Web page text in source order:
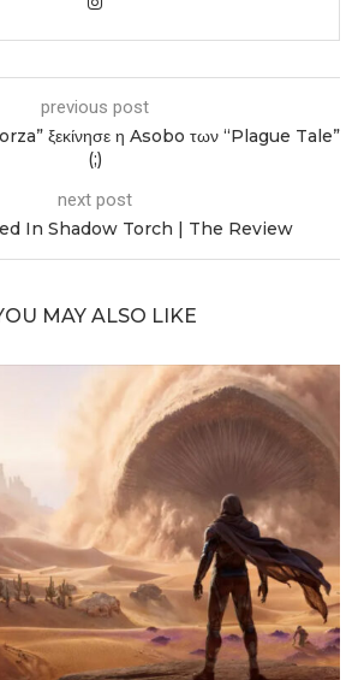
previous post
ξεκίνησε η Asobo των “Plague Tale”
(;)
next post
In Shadow Torch | The Review
MAY ALSO LIKE